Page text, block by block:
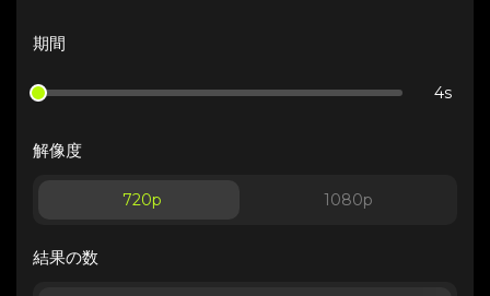
期間
4s
解像度
720p 1080p
結果の数